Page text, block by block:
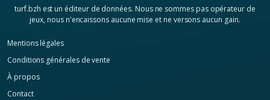
turf.bzh est un éditeur de données. Nous ne sommes pas opérateur de
jeux, nous n'encaissons aucune mise et ne versons aucun gain.
Mentions légales
Conditions générales de vente
À propos
Contact